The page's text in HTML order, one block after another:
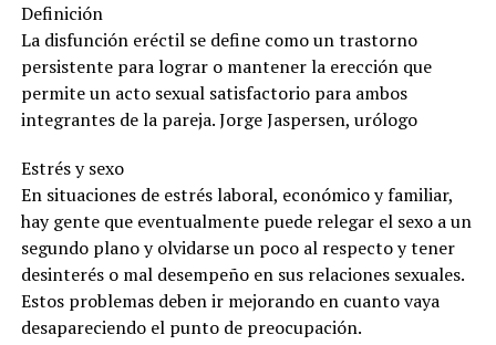
Definición
La disfunción eréctil se define como un trastorno
persistente para lograr o mantener la erección que
permite un acto sexual satisfactorio para ambos
integrantes de la pareja. Jorge Jaspersen, urólogo
Estrés y sexo
En situaciones de estrés laboral, económico y familiar,
hay gente que eventualmente puede relegar el sexo a un
segundo plano y olvidarse un poco al respecto y tener
desinterés o mal desempeño en sus relaciones sexuales.
Estos problemas deben ir mejorando en cuanto vaya
desapareciendo el punto de preocupación.